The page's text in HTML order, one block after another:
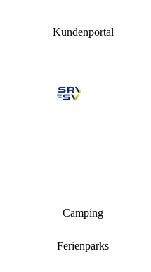
Kundenportal
Camping
Ferienparks